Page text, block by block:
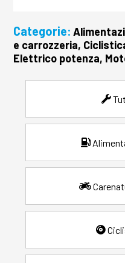
Categorie:
e carrozzeria,
Elettrico potenza,